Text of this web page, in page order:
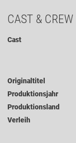
CAST & CREW
Cast
Originaltitel
Produktionsjahr
Produktionsland
Verleih